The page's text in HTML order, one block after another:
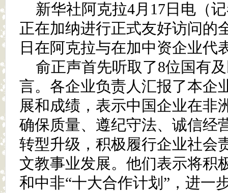
新华社阿克拉4月17日电（
正在加纳进行正式友好访问的
日在阿克拉与在加中资企业代
俞正声首先听取了8位国有
言。各企业负责人汇报了本企
展和成绩，表示中国企业在非
确保质量、遵纪守法、诚信经
转型升级，积极履行企业社会
文教事业发展。他们表示将积
和中非“十大合作计划”，进一